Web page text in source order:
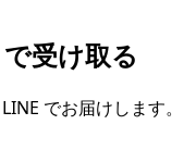
受け取る
でお届けします。